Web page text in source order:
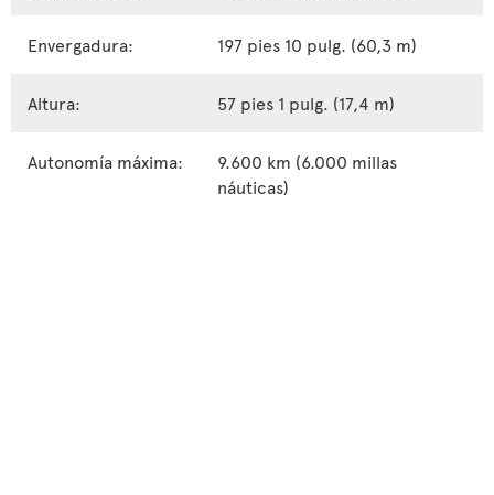
Envergadura: 197 pies 10 pulg. (60,3 m)
Altura: 57 pies 1 pulg. (17,4 m)
Autonomía máxima:
9.600 km (6.000 millas
náuticas)